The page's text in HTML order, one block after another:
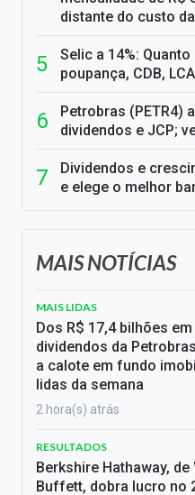
distante do custo
Selic a 14%:
poupança, CDB,
Petrobras (PETR4)
dividendos e JCP;
Dividendos e
e elege o melhor
MAIS NOTÍCIAS
MAIS LIDAS
Dos R$ 17,4 bilhões em
dividendos da
a calote em fundo
lidas da semana
2 hora(s) atrás
RESULTADOS
Berkshire Hathaway, de
Buffett, dobra lucro no